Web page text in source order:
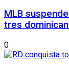
MLB
tres
0